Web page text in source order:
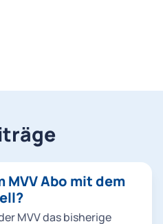
MVV Abo mit dem
MVV das bisherige